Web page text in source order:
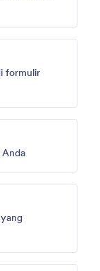
formulir